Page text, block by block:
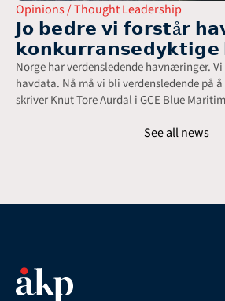
Opinions / Thought Leadership
𝗝𝗼 𝗯𝗲𝗱𝗿𝗲 𝘃𝗶 𝗳𝗼𝗿𝘀𝘁å𝗿
𝗸𝗼𝗻𝗸𝘂𝗿𝗿𝗮𝗻𝘀𝗲𝗱𝘆𝗸𝘁𝗶𝗴𝗲
Norge har verdensledende havnæringer.
havdata. Nå må vi bli verdensledende på
skriver Knut Tore Aurdal i GCE Blue
See all news